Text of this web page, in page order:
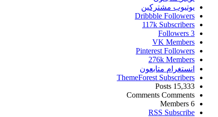
يوتيوب مشتركين
Dribbble Followers
117k Subscribers
Followers
VK Members
Pinterest Followers
276k Members
انستغرام متابعون
ThemeForest Subscribers
15,333
Posts
Comments Comments
Members
RSS Subscribe